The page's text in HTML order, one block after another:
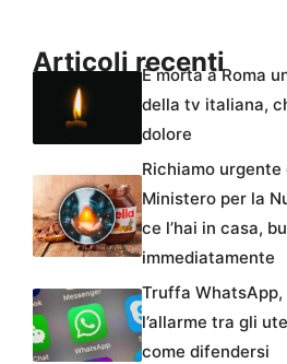
Articoli recenti
È morta a Roma
della tv italiana,
dolore
Richiamo urgente
Ministero per la
ce l’hai in casa,
immediatamente
Truffa
l’allarme tra gli
come difendersi